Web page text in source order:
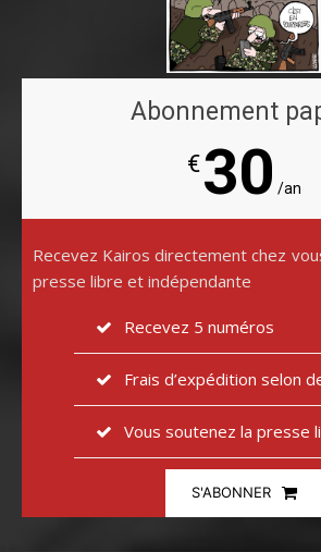
Abonnement
€30 /an
Recevez Kairos directement chez
presse libre et indépendante
Recevez 5 numéros
Frais d’expédition selon
Vous soutenez la presse
S'ABONNER